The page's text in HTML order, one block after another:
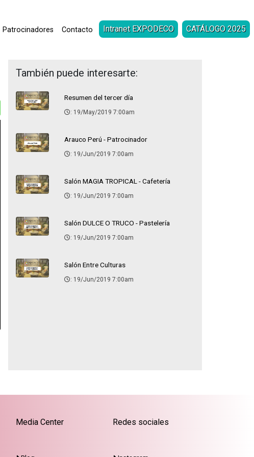
Patrocinadores Contacto Intranet EXPODECO CATÁLOGO 2025
También puede interesarte:
Resumen del tercer día
: 19/May/2019 7:00am
Arauco Perú - Patrocinador
: 19/Jun/2019 7:00am
Salón MAGIA TROPICAL - Cafetería
: 19/Jun/2019 7:00am
Salón DULCE O TRUCO - Pastelería
: 19/Jun/2019 7:00am
Salón Entre Culturas
: 19/Jun/2019 7:00am
Media Center Redes sociales